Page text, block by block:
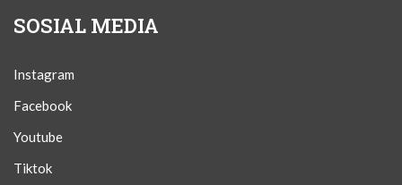
SOSIAL MEDIA
Instagram
Facebook
Youtube
Tiktok